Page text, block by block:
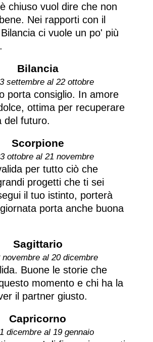
chiuso vuol dire che non
Nei rapporti con il
ci vuole un po' più
Bilancia
settembre al 22 ottobre
porta consiglio. In amore
ottima per recuperare
del futuro.
Scorpione
ottobre al 21 novembre
per tutto ciò che
progetti che ti sei
il tuo istinto, porterà
porta anche buona
Sagittario
novembre al 20 dicembre
Buone le storie che
momento e chi ha la
il partner giusto.
Capricorno
dicembre al 19 gennaio